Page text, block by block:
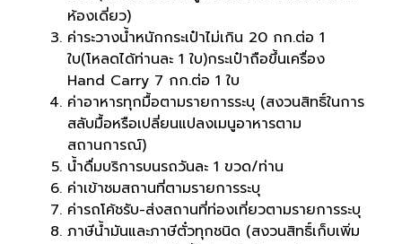
ห้องเดี่ยว)
ค่าระวางน้ำหนักกระเป๋าไม่เกิน 20 กก.ต่อ 1
ใบ(โหลดได้ท่านละ 1 ใบ)กระเป๋าถือขึ้นเครื่อง
Hand Carry 7 กก.ต่อ 1 ใบ
ค่าอาหารทุกมื้อตามรายการระบุ (สงวนสิทธิ์ในการ
สลับมื้อหรือเปลี่ยนแปลงเมนูอาหารตาม
สถานการณ์)
น้ำดื่มบริการบนรถวันละ 1 ขวด/ท่าน
ค่าเข้าชมสถานที่ตามรายการระบุ
ค่ารถโค้ชรับ-ส่งสถานที่ท่องเที่ยวตามรายการระบุ
ภาษีน้ำมันและภาษีตั๋วทุกชนิด (สงวนสิทธิ์เก็บเพิ่ม